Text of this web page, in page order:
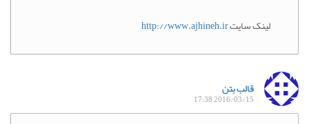
لینک سایتhttp://www.ajhineh.ir
قالب بتن
2016/03/15 17:38